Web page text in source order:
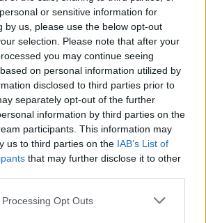
or sensitive information for
by us, please use the below opt-out
selection. Please note that after your
you may continue seeing
on personal information utilized by
disclosed to third parties prior to
separately opt-out of the further
information by third parties on the
participants. This information may
us to third parties on the IAB’s List of
that may further disclose it to other
website/app uses one or more Google
Opt Outs
(Ale by Alessandra) fémjelzett
kollekciót. A fotók a Maldív
A képeket Stewart Shining lőtte.